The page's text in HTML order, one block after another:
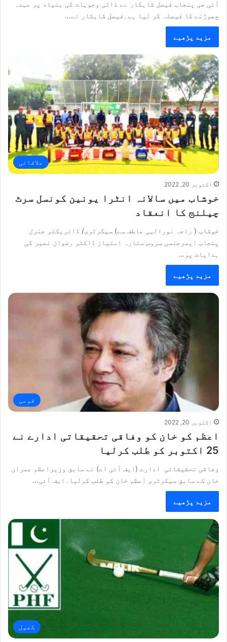
آئی جی پنجاب فیصل شاہکار نے ذاتی وجوہات کی بنیاد پر عہدہ
چھوڑنے کا فیصلہ کر لیا ہے۔فیصل شاہکار نے…
مزید پڑھیے
علاقائی
اکتوبر 20, 2022
خوشاب میں سالانہ انٹرا یونین کونسل سرٹ
چیلنج کا انعقاد
خوشاب ( راجہ نورالہی عاطف سے) سیکرٹری/ ڈائریکٹر جنرل
پنجاب ایمرجنسی سروس ستارہ امتیاز ڈاکٹر رضوان نصیر کی
ہدایات پر…
مزید پڑھیے
قومی
اکتوبر 20, 2022
اعظم کو خان کو وفاقی تحقیقاتی ادارے نے
25 اکتوبر کو طلب کرلیا
وفاقی تحقیقاتی ادارے (ایف آئی اے) نے سابق وزیراعظم عمران
خان کے سابق سیکرٹری اعظم خان کو طلب کرلیا۔ایف آئی…
مزید پڑھیے
کھیل